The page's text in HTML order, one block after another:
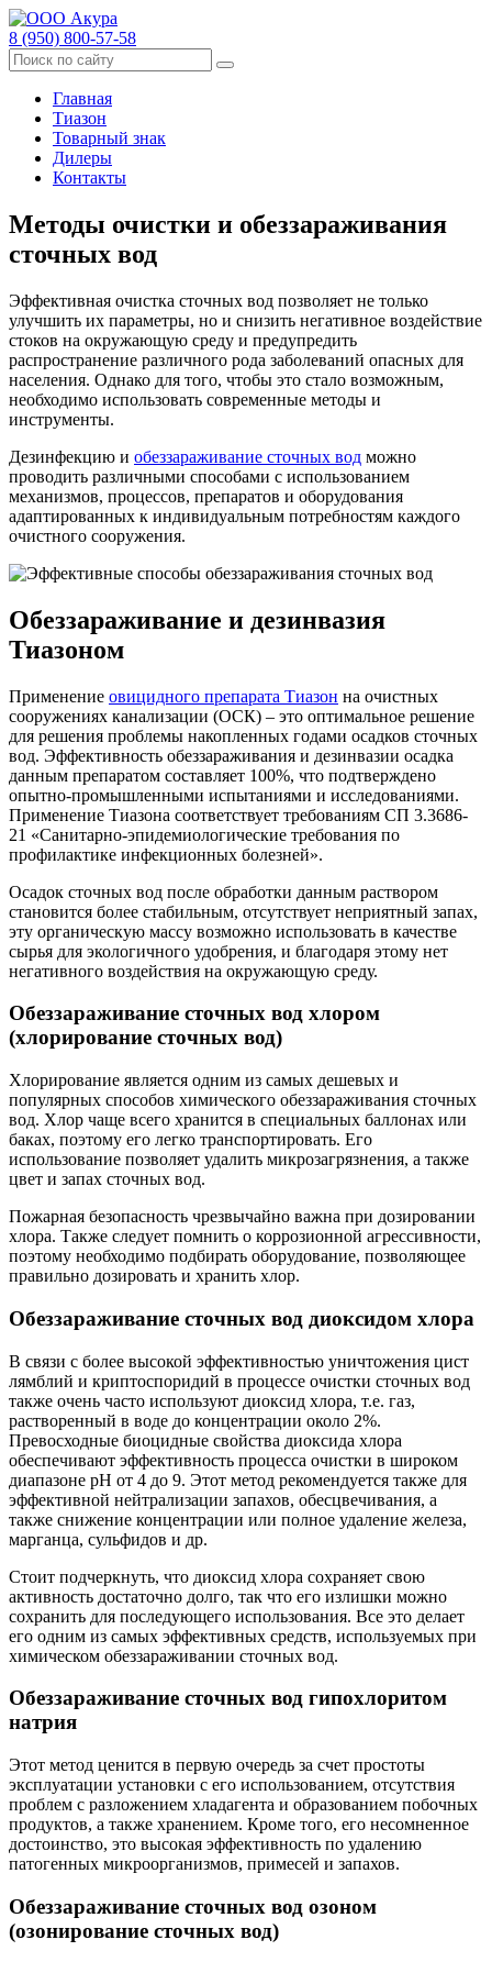
8 (950) 800-57-58
Главная
Тиазон
Товарный знак
Дилеры
Контакты
Методы очистки и обеззараживания
сточных вод
Эффективная очистка сточных вод позволяет не только
улучшить их параметры, но и снизить негативное воздействие
стоков на окружающую среду и предупредить
распространение различного рода заболеваний опасных для
населения. Однако для того, чтобы это стало возможным,
необходимо использовать современные методы и
инструменты.
Дезинфекцию и обеззараживание сточных вод можно
проводить различными способами с использованием
механизмов, процессов, препаратов и оборудования
адаптированных к индивидуальным потребностям каждого
очистного сооружения.
Обеззараживание и дезинвазия
Тиазоном
Применение овицидного препарата Тиазон на очистных
сооружениях канализации (ОСК) – это оптимальное решение
для решения проблемы накопленных годами осадков сточных
вод. Эффективность обеззараживания и дезинвазии осадка
данным препаратом составляет 100%, что подтверждено
опытно-промышленными испытаниями и исследованиями.
Применение Тиазона соответствует требованиям СП 3.3686-
21 «Санитарно-эпидемиологические требования по
профилактике инфекционных болезней».
Осадок сточных вод после обработки данным раствором
становится более стабильным, отсутствует неприятный запах,
эту органическую массу возможно использовать в качестве
сырья для экологичного удобрения, и благодаря этому нет
негативного воздействия на окружающую среду.
Обеззараживание сточных вод хлором
(хлорирование сточных вод)
Хлорирование является одним из самых дешевых и
популярных способов химического обеззараживания сточных
вод. Хлор чаще всего хранится в специальных баллонах или
баках, поэтому его легко транспортировать. Его
использование позволяет удалить микрозагрязнения, а также
цвет и запах сточных вод.
Пожарная безопасность чрезвычайно важна при дозировании
хлора. Также следует помнить о коррозионной агрессивности,
поэтому необходимо подбирать оборудование, позволяющее
правильно дозировать и хранить хлор.
Обеззараживание сточных вод диоксидом хлора
В связи с более высокой эффективностью уничтожения цист
лямблий и криптоспоридий в процессе очистки сточных вод
также очень часто используют диоксид хлора, т.е. газ,
растворенный в воде до концентрации около 2%.
Превосходные биоцидные свойства диоксида хлора
обеспечивают эффективность процесса очистки в широком
диапазоне рН от 4 до 9. Этот метод рекомендуется также для
эффективной нейтрализации запахов, обесцвечивания, а
также снижение концентрации или полное удаление железа,
марганца, сульфидов и др.
Стоит подчеркнуть, что диоксид хлора сохраняет свою
активность достаточно долго, так что его излишки можно
сохранить для последующего использования. Все это делает
его одним из самых эффективных средств, используемых при
химическом обеззараживании сточных вод.
Обеззараживание сточных вод гипохлоритом
натрия
Этот метод ценится в первую очередь за счет простоты
эксплуатации установки с его использованием, отсутствия
проблем с разложением хладагента и образованием побочных
продуктов, а также хранением. Кроме того, его несомненное
достоинство, это высокая эффективность по удалению
патогенных микроорганизмов, примесей и запахов.
Обеззараживание сточных вод озоном
(озонирование сточных вод)